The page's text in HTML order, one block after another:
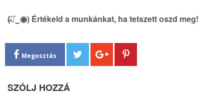
(̶◉͛‿◉̶) Értékeld a munkánkat, ha tetszett oszd meg!
Megosztás
SZÓLJ HOZZÁ